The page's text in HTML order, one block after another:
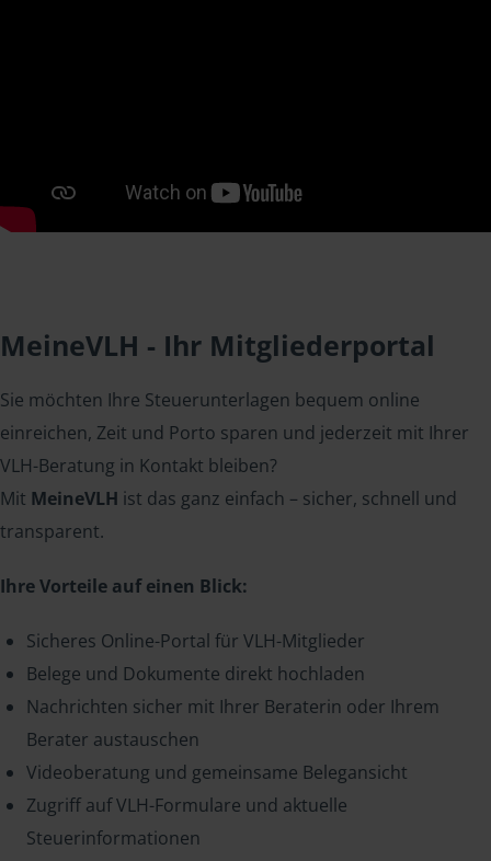
MeineVLH - Ihr Mitgliederportal
Sie möchten Ihre Steuerunterlagen bequem online
einreichen, Zeit und Porto sparen und jederzeit mit Ihrer
VLH-Beratung in Kontakt bleiben?
Mit MeineVLH ist das ganz einfach – sicher, schnell und
transparent.
Ihre Vorteile auf einen Blick:
Sicheres Online-Portal für VLH-Mitglieder
Belege und Dokumente direkt hochladen
Nachrichten sicher mit Ihrer Beraterin oder Ihrem
Berater austauschen
Videoberatung und gemeinsame Belegansicht
Zugriff auf VLH-Formulare und aktuelle
Steuerinformationen